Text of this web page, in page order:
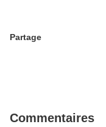
Partage
Commentaires